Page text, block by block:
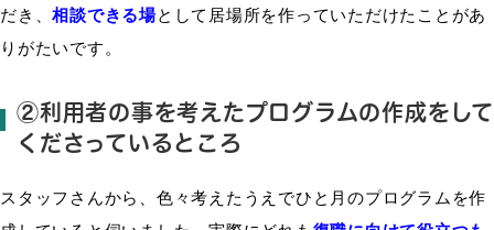
だき、相談できる場として居場所を作っていただけたことがあ
りがたいです。
②利用者の事を考えたプログラムの作成をして
くださっているところ
スタッフさんから、色々考えたうえでひと月のプログラムを作